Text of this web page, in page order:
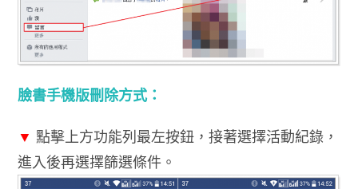
臉書手機版刪除方式：
▼ 點擊上方功能列最左按鈕，接著選擇活動紀錄，
進入後再選擇篩選條件。